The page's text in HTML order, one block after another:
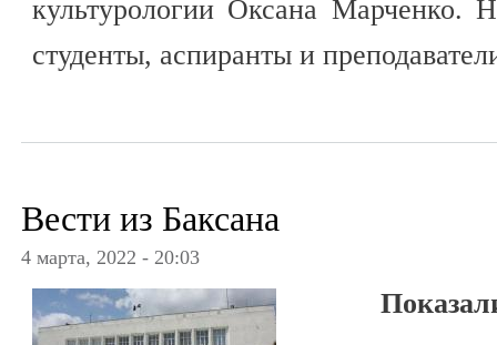
культурологии Оксана Марченко.
студенты, аспиранты и
Вести из Баксана
4 марта, 2022 - 20:03